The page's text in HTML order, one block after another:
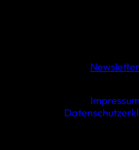
Newsletter
Impressum